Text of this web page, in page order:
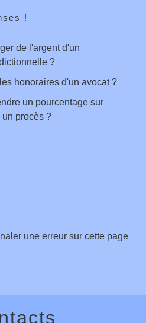
!
de l'argent d'un
?
honoraires d'un avocat ?
un pourcentage sur
un procès ?
une erreur sur cette page